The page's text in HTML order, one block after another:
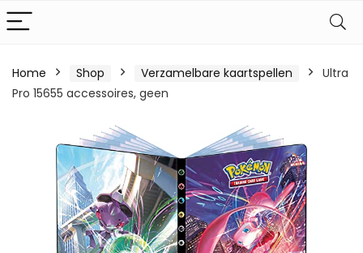
Home Shop Verzamelbare kaartspellen
Ultra
Pro 15655 accessoires, geen